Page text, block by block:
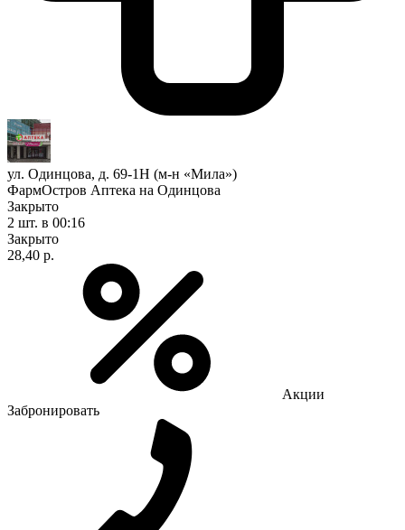
ул. Одинцова, д. 69-1Н (м-н «Мила»)
ФармОстров Аптека на Одинцова
Закрыто
2 шт. в 00:16
Закрыто
28,40 р.
Акции
Забронировать